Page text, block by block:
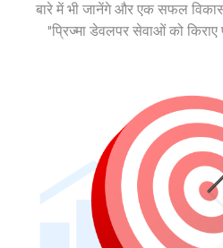
बारे में भी जानेंगे और एक सफल
"प्रिज्मा डेवलपर सेवाओं को